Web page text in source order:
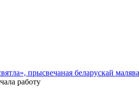
прысвечаная беларускай
работу